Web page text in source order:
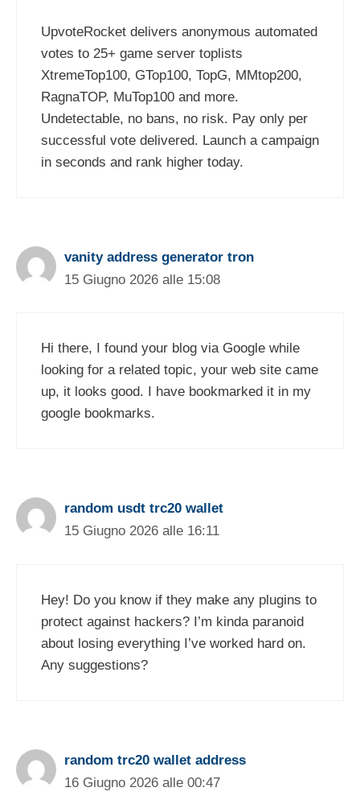
UpvoteRocket delivers anonymous automated
votes to 25+ game server toplists
XtremeTop100, GTop100, TopG, MMtop200,
RagnaTOP, MuTop100 and more.
Undetectable, no bans, no risk. Pay only per
successful vote delivered. Launch a campaign
in seconds and rank higher today.
vanity address generator tron
15 Giugno 2026 alle 15:08
Hi there, I found your blog via Google while
looking for a related topic, your web site came
up, it looks good. I have bookmarked it in my
google bookmarks.
random usdt trc20 wallet
15 Giugno 2026 alle 16:11
Hey! Do you know if they make any plugins to
protect against hackers? I’m kinda paranoid
about losing everything I’ve worked hard on.
Any suggestions?
random trc20 wallet address
16 Giugno 2026 alle 00:47